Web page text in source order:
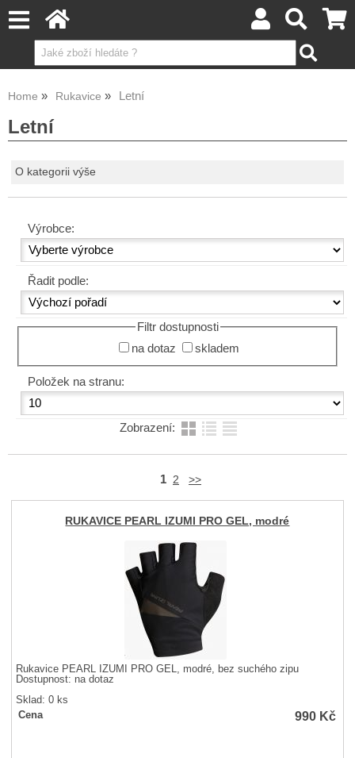
Home Rukavice Letní
Letní
O kategorii výše
Výrobce:
Řadit podle:
Filtr dostupnosti
na dotaz
skladem
Položek na stranu:
Zobrazení:
1 2 >>
RUKAVICE PEARL IZUMI PRO GEL, modré
Rukavice PEARL IZUMI PRO GEL, modré, bez suchého zipu
Dostupnost: na dotaz
Sklad: 0 ks
Cena
990 Kč